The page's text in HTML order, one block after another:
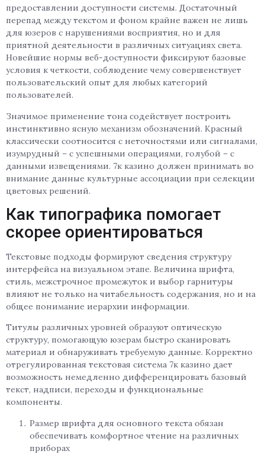
предоставлении доступности системы. Достаточный
перепад между текстом и фоном крайне важен не лишь
для юзеров с нарушениями восприятия, но и для
приятной деятельности в различных ситуациях света.
Новейшие нормы веб-доступности фиксируют базовые
условия к четкости, соблюдение чему совершенствует
пользовательский опыт для любых категорий
пользователей.
Значимое применение тона содействует построить
инстинктивно ясную механизм обозначений. Красный
классически соотносится с неточностями или сигналами,
изумрудный – с успешными операциями, голубой – с
данными извещениями. 7к казино должен принимать во
внимание данные культурные ассоциации при селекции
цветовых решений.
Как типографика помогает
скорее ориентироваться
Текстовые подходы формируют сведения структуру
интерфейса на визуальном этапе. Величина шрифта,
стиль, межстрочное промежуток и выбор гарнитуры
влияют не только на читабельность содержания, но и на
общее понимание иерархии информации.
Титулы различных уровней образуют оптическую
структуру, помогающую юзерам быстро сканировать
материал и обнаруживать требуемую данные. Корректно
отрегулированная текстовая система 7к казино дает
возможность немедленно дифференцировать базовый
текст, надписи, переходы и функциональные
компоненты.
Размер шрифта для основного текста обязан
обеспечивать комфортное чтение на различных
приборах